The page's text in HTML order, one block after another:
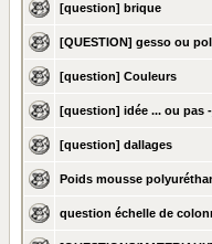
[question] brique
[QUESTION] gesso ou
[question] Couleurs
[question] idée ... ou pas
[question] dallages
Poids mousse
question échelle de